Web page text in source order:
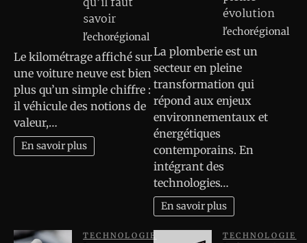
savoir
l'echorégional
Le kilométrage affiché sur
une voiture neuve est bien
plus qu’un simple chiffre :
il véhicule des notions de
valeur,…
En savoir plus
évolution
l'echorégional
La plomberie est un
secteur en pleine
transformation qui
répond aux enjeux
environnementaux et
énergétiques
contemporains. En
intégrant des
technologies…
En savoir plus
TECHNOLOGIE TECHNOLOGIE